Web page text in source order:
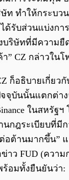
ท ทำให้กระบว
ด้รับส่วนแบ่งก
บริษัทที่มีความยื
” CZ กล่าวในโ
ก็อธิบายเกี่ยวกั
จุบันนั้นแตกต่า
ในสหรัฐฯ
กฎระเบียบที่มี
อต้านมากขึ้น”
าว FUD (ควา
ร้อมทั้งยืนยันว่า: